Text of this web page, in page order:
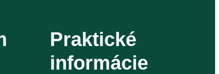
Praktické
informácie